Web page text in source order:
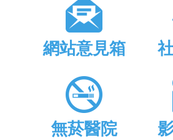
網站意見箱
無菸醫院